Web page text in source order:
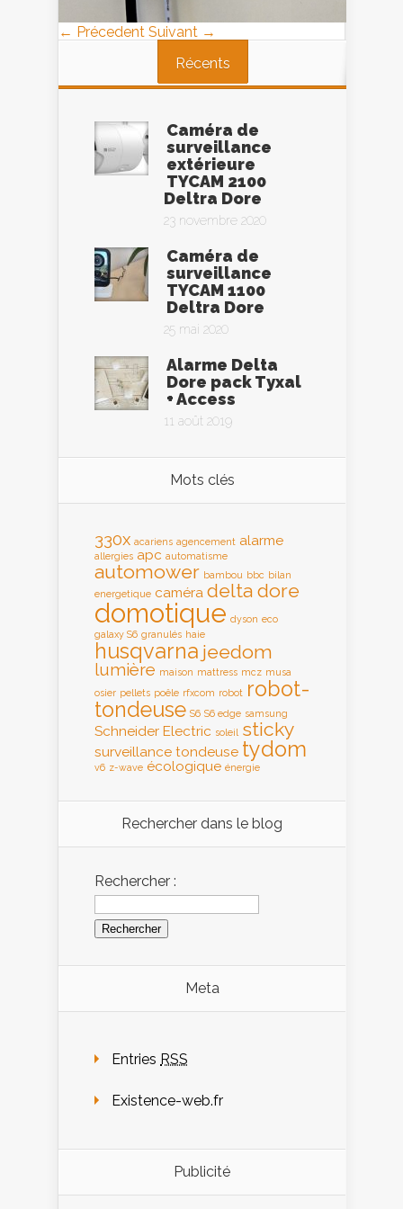
← Précedent Suivant →
Récents
Caméra de
surveillance
extérieure
TYCAM 2100
Deltra Dore
23 novembre 2020
Caméra de
surveillance
TYCAM 1100
Deltra Dore
25 mai 2020
Alarme Delta
Dore pack Tyxal
+ Access
11 août 2019
Mots clés
330x acariens agencement alarme
allergies apc automatisme
automower bambou bbc bilan
energetique caméra delta dore
domotique dyson eco
galaxy S6 granulés haie
husqvarna jeedom
lumière maison mattress mcz musa
osier pellets poêle rfxcom robot robot-
tondeuse S6 S6 edge samsung
Schneider Electric soleil sticky
surveillance tondeuse tydom
v6 z-wave écologique énergie
Rechercher dans le blog
Rechercher :
Meta
Entries RSS
Existence-web.fr
Publicité